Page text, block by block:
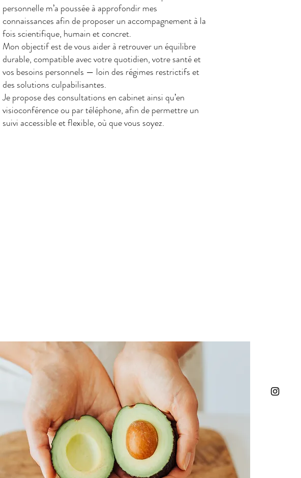
personnelle m’a poussée à approfondir mes
connaissances afin de proposer un accompagnement à la
fois scientifique, humain et concret.
Mon objectif est de vous aider à retrouver un équilibre
durable, compatible avec votre quotidien, votre santé et
vos besoins personnels — loin des régimes restrictifs et
des solutions culpabilisantes.
Je propose des consultations en cabinet ainsi qu’en
visioconférence ou par téléphone, afin de permettre un
suivi accessible et flexible, où que vous soyez.